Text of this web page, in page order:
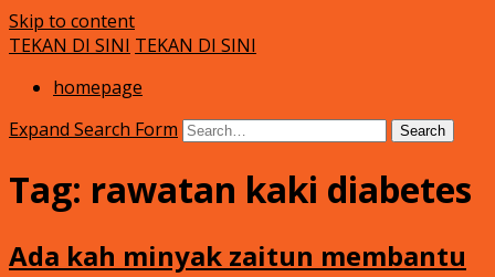
Skip to content
Klinik Putra
TEKAN DI SINI TEKAN DI SINI
homepage
Expand Search Form
Search
Tag: rawatan kaki diabetes
Ada kah minyak zaitun membantu